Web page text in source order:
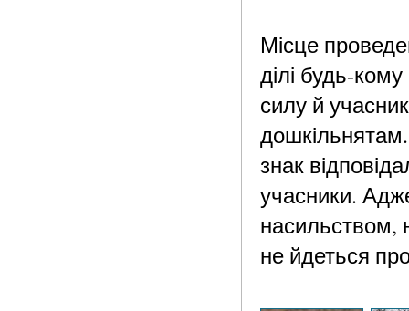
Місце
ділі будь-
силу й
знак
учасники.
насильством,
не йдеться